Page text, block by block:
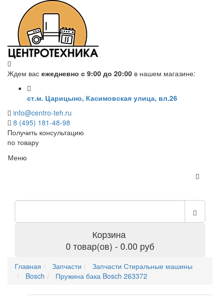
Ждем вас ежедневно с 9:00 до 20:00 в нашем магазине:
ст.м. Царицыно, Касимовская улица, вл.26
info@centro-teh.ru
8 (495) 181-48-98
Получить консультацию
по товару
Меню
Корзина
0 товар(ов) - 0.00 руб
Главная Запчасти
Запчасти Стиральные машины
Bosch
Пружина бака Bosch 263372